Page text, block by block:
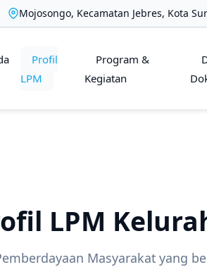
Mojosongo, Kecamatan Jebres, Kota
Profil
LPM
Program &
Kegiatan
LPM
Masyarakat yang